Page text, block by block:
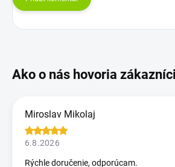
Miroslav Mikolaj
6.8.2026
Rýchle doručenie, odporúcam.